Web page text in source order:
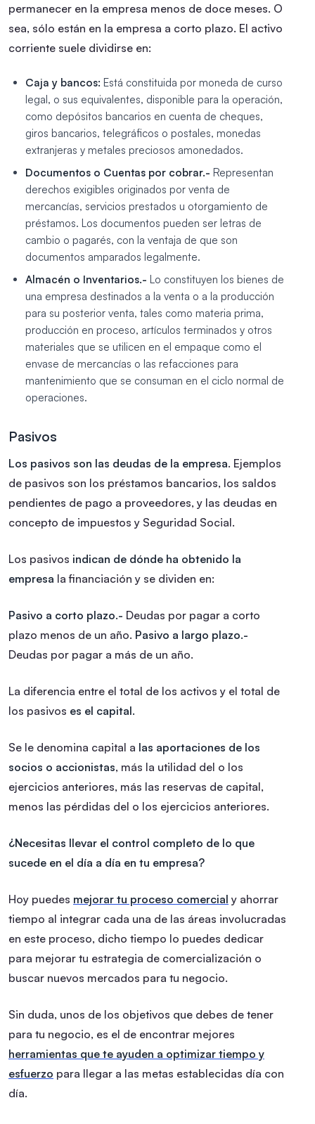
permanecer en la empresa menos de doce meses. O
sea, sólo están en la empresa a corto plazo. El activo
corriente suele dividirse en:
Caja y bancos: Está constituida por moneda de curso
legal, o sus equivalentes, disponible para la operación,
como depósitos bancarios en cuenta de cheques,
giros bancarios, telegráficos o postales, monedas
extranjeras y metales preciosos amonedados.
Documentos o Cuentas por cobrar.- Representan
derechos exigibles originados por venta de
mercancías, servicios prestados u otorgamiento de
préstamos. Los documentos pueden ser letras de
cambio o pagarés, con la ventaja de que son
documentos amparados legalmente.
Almacén o Inventarios.- Lo constituyen los bienes de
una empresa destinados a la venta o a la producción
para su posterior venta, tales como materia prima,
producción en proceso, artículos terminados y otros
materiales que se utilicen en el empaque como el
envase de mercancías o las refacciones para
mantenimiento que se consuman en el ciclo normal de
operaciones.
Pasivos
Los pasivos son las deudas de la empresa. Ejemplos
de pasivos son los préstamos bancarios, los saldos
pendientes de pago a proveedores, y las deudas en
concepto de impuestos y Seguridad Social.
Los pasivos indican de dónde ha obtenido la
empresa la financiación y se dividen en:
Pasivo a corto plazo.- Deudas por pagar a corto
plazo menos de un año. Pasivo a largo plazo.-
Deudas por pagar a más de un año.
La diferencia entre el total de los activos y el total de
los pasivos es el capital.
Se le denomina capital a las aportaciones de los
socios o accionistas, más la utilidad del o los
ejercicios anteriores, más las reservas de capital,
menos las pérdidas del o los ejercicios anteriores.
¿Necesitas llevar el control completo de lo que
sucede en el día a día en tu empresa?
Hoy puedes mejorar tu proceso comercial y ahorrar
tiempo al integrar cada una de las áreas involucradas
en este proceso, dicho tiempo lo puedes dedicar
para mejorar tu estrategia de comercialización o
buscar nuevos mercados para tu negocio.
Sin duda, unos de los objetivos que debes de tener
para tu negocio, es el de encontrar mejores
herramientas que te ayuden a optimizar tiempo y
esfuerzo para llegar a las metas establecidas día con
día.